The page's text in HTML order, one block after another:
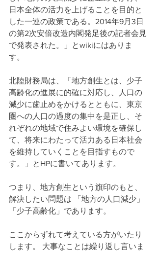
日本全体の活力を上げることを目的と
した一連の政策である。2014年9月3日
の第2次安倍改造内閣発足後の記者会見
で発表された。」とwikiにはありま
す。
北陸財務局は、「地方創生とは、少子
高齢化の進展に的確に対応し、人口の
減少に歯止めをかけるとともに、東京
圏への人口の過度の集中を是正し、そ
れぞれの地域で住みよい環境を確保し
て、将来にわたって活力ある日本社会
を維持していくことを目指すもので
す。」とHPに書いてあります。
つまり、地方創生という旗印のもと、
解決したい問題は 「地方の人口減少」
「少子高齢化」であります。
ここからずれて考えている方がいたり
します。 大事なことは繰り返し言いま